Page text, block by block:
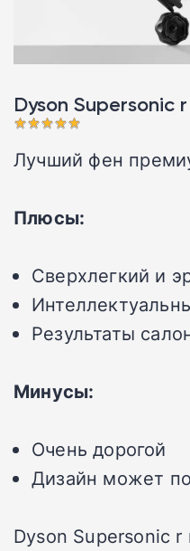
Dyson Supersonic r󠁩󠁩󠁩󠁩󠁩󠁩
Лучший фен
Плюсы:
Сверхлегкий и
Результаты
Минусы:
Очень дорогой
Дизайн может
Dyson Supersonic r